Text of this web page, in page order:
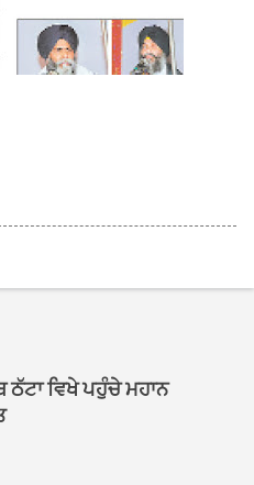
ਠੱਟਾ ਵਿਖੇ ਪਹੁੰਚੇ ਮਹਾਨ